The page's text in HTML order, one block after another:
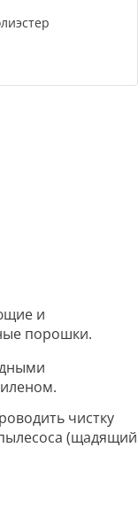
и
порошки.
чистку
(щадящий